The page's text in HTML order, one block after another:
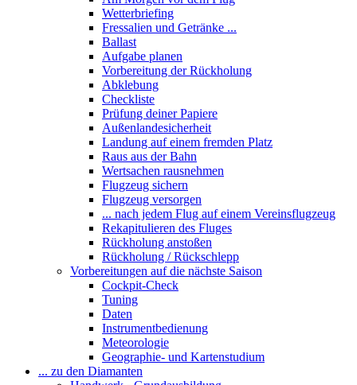
Wetterbriefing
Fressalien und Getränke ...
Ballast
Aufgabe planen
Vorbereitung der Rückholung
Abklebung
Checkliste
Prüfung deiner Papiere
Außenlandesicherheit
Landung auf einem fremden Platz
Raus aus der Bahn
Wertsachen rausnehmen
Flugzeug sichern
Flugzeug versorgen
... nach jedem Flug auf einem Vereinsflugzeug
Rekapitulieren des Fluges
Rückholung anstoßen
Rückholung / Rückschlepp
Vorbereitungen auf die nächste Saison
Cockpit-Check
Tuning
Daten
Instrumentbedienung
Meteorologie
Geographie- und Kartenstudium
... zu den Diamanten